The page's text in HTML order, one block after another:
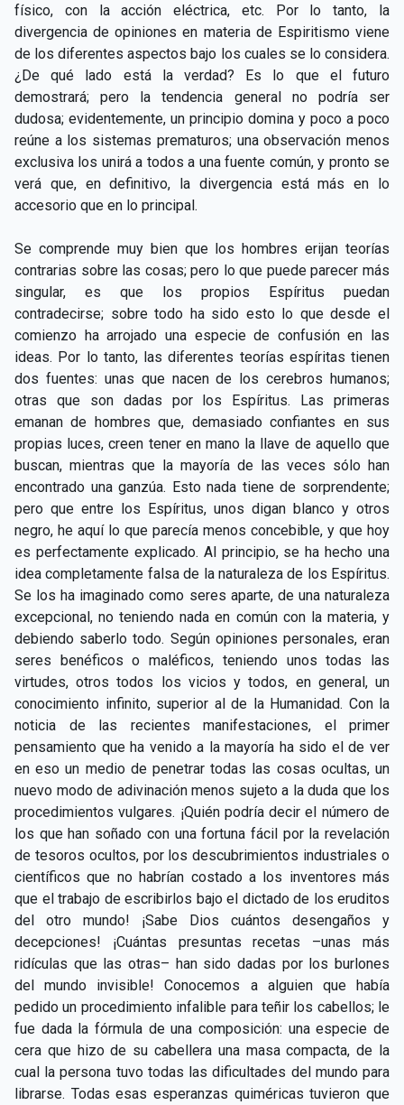
físico, con la acción eléctrica, etc. Por lo tanto, la
divergencia de opiniones en materia de Espiritismo viene
de los diferentes aspectos bajo los cuales se lo considera.
¿De qué lado está la verdad? Es lo que el futuro
demostrará; pero la tendencia general no podría ser
dudosa; evidentemente, un principio domina y poco a poco
reúne a los sistemas prematuros; una observación menos
exclusiva los unirá a todos a una fuente común, y pronto se
verá que, en definitivo, la divergencia está más en lo
accesorio que en lo principal.
Se comprende muy bien que los hombres erijan teorías
contrarias sobre las cosas; pero lo que puede parecer más
singular, es que los propios Espíritus puedan
contradecirse; sobre todo ha sido esto lo que desde el
comienzo ha arrojado una especie de confusión en las
ideas. Por lo tanto, las diferentes teorías espíritas tienen
dos fuentes: unas que nacen de los cerebros humanos;
otras que son dadas por los Espíritus. Las primeras
emanan de hombres que, demasiado confiantes en sus
propias luces, creen tener en mano la llave de aquello que
buscan, mientras que la mayoría de las veces sólo han
encontrado una ganzúa. Esto nada tiene de sorprendente;
pero que entre los Espíritus, unos digan blanco y otros
negro, he aquí lo que parecía menos concebible, y que hoy
es perfectamente explicado. Al principio, se ha hecho una
idea completamente falsa de la naturaleza de los Espíritus.
Se los ha imaginado como seres aparte, de una naturaleza
excepcional, no teniendo nada en común con la materia, y
debiendo saberlo todo. Según opiniones personales, eran
seres benéficos o maléficos, teniendo unos todas las
virtudes, otros todos los vicios y todos, en general, un
conocimiento infinito, superior al de la Humanidad. Con la
noticia de las recientes manifestaciones, el primer
pensamiento que ha venido a la mayoría ha sido el de ver
en eso un medio de penetrar todas las cosas ocultas, un
nuevo modo de adivinación menos sujeto a la duda que los
procedimientos vulgares. ¡Quién podría decir el número de
los que han soñado con una fortuna fácil por la revelación
de tesoros ocultos, por los descubrimientos industriales o
científicos que no habrían costado a los inventores más
que el trabajo de escribirlos bajo el dictado de los eruditos
del otro mundo! ¡Sabe Dios cuántos desengaños y
decepciones! ¡Cuántas presuntas recetas –unas más
ridículas que las otras– han sido dadas por los burlones
del mundo invisible! Conocemos a alguien que había
pedido un procedimiento infalible para teñir los cabellos; le
fue dada la fórmula de una composición: una especie de
cera que hizo de su cabellera una masa compacta, de la
cual la persona tuvo todas las dificultades del mundo para
librarse. Todas esas esperanzas quiméricas tuvieron que